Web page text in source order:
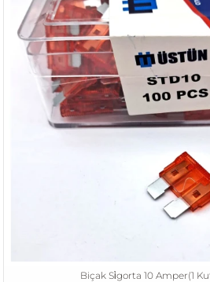
Biçak Si̇gorta 10 Amper(1